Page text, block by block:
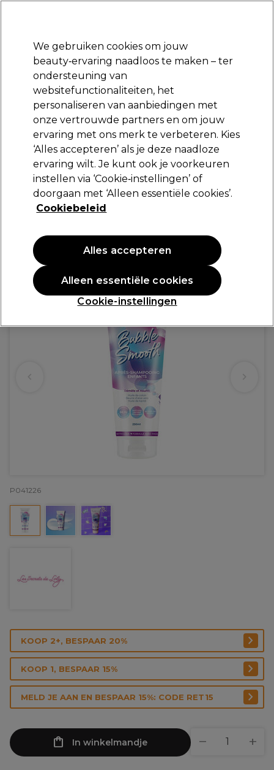
Aanmelden
Merken Deals Haar Elektra
Volgende dag geleverd*
Na verzending, maandag t/m vrijdag
Les Secrets de Loly
Les Secrets de Loly Bubble Smooth
Conditioner voor kinderen 250ml
(0
PROMOTIE
P041226
KOOP 2+, BESPAAR 20%
KOOP 1, BESPAAR 15%
MELD JE AAN EN BESPAAR 15%: CODE RET15
In winkelmandje
We gebruiken cookies om jouw
beauty‑ervaring naadloos te maken – ter
ondersteuning van
websitefunctionaliteiten, het
personaliseren van aanbiedingen met
onze vertrouwde partners en om jouw
ervaring met ons merk te verbeteren. Kies
‘Alles accepteren’ als je deze naadloze
ervaring wilt. Je kunt ook je voorkeuren
instellen via ‘Cookie‑instellingen’ of
doorgaan met ‘Alleen essentiële cookies’.
Cookiebeleid
Cookie-instellingen
Alleen essentiële cookies
Alles accepteren